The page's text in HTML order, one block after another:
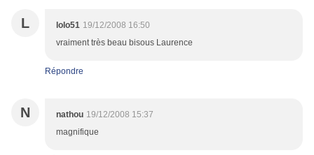
L lolo51 19/12/2008 16:50
vraiment très beau bisous Laurence
Répondre
N nathou 19/12/2008 15:37
magnifique